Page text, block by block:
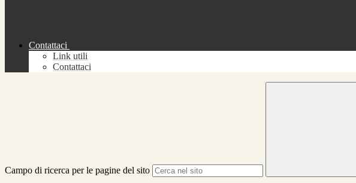
Contattaci
Link utili
Contattaci
Campo di ricerca per le pagine del sito